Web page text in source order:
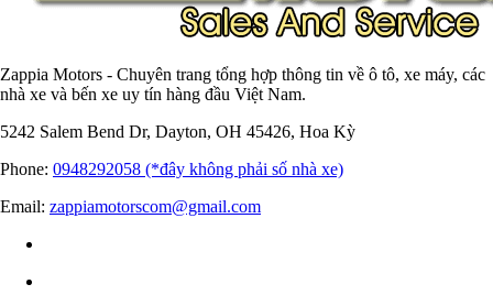
Zappia Motors - Chuyên trang tổng hợp thông tin về ô tô, xe máy, các
nhà xe và bến xe uy tín hàng đầu Việt Nam.
5242 Salem Bend Dr, Dayton, OH 45426, Hoa Kỳ
Phone: 0948292058 (*đây không phải số nhà xe)
Email: zappiamotorscom@gmail.com